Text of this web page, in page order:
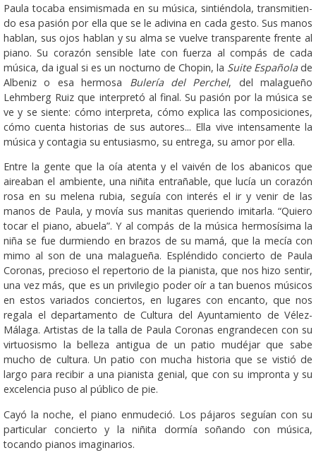
Paula tocaba ensi­mis­mada en su música, sintiéndola, trans­mi­tien­
do esa pasión por ella que se le adivina en cada gesto. Sus manos
hablan, sus ojos hablan y su alma se vuelve transparente frente al
piano. Su co­razón sensible late con fuerza al compás de cada
música, da igual si es un nocturno de Chopin, la Suite Españolade
Albeniz o esa hermosa Bulería del Perchel, del malagueño
Lehmberg Ruiz que interpretó al final. Su pasión por la música se
ve y se siente: cómo interpreta, cómo explica las composiciones,
cómo cuenta historias de sus autores... Ella vive intensamente la
música y contagia su entusiasmo, su entrega, su amor por ella.
Entre la gente que la oía atenta y el vaivén de los aba­nicos que
aireaban el ambiente, una niñita entrañable, que lucía un corazón
rosa en su melena rubia, seguía con interés el ir y venir de las
manos de Paula, y movía sus manitas queriendo imitarla. “Quiero
tocar el piano, abuela”. Y al compás de la música hermosísima la
niña se fue durmiendo en brazos de su mamá, que la mecía con
mimo al son de una malagueña. Espléndido concierto de Paula
Coronas, precioso el repertorio de la pianista, que nos hizo sentir,
una vez más, que es un privilegio poder oír a tan buenos músicos
en estos variados conciertos, en lugares con encanto, que nos
regala el departamento de Cultura del Ayuntamiento de Vélez-
Málaga. Artistas de la talla de Paula Coronas engrandecen con su
virtuosismo la belleza antigua de un patio mudéjar que sabe
mucho de cultura. Un patio con mucha historia que se vistió de
largo para recibir a una pianista genial, que con su impronta y su
excelencia puso al público de pie.
Cayó la noche, el piano enmudeció. Los pájaros seguían con su
particular concierto y la niñita dormía soñando con música,
tocando pianos imaginarios.